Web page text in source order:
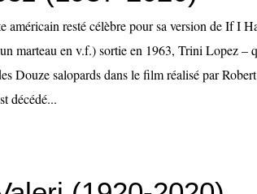
américain resté célèbre pour sa version de If I
marteau en v.f.) sortie en 1963, Trini Lopez –
Douze salopards dans le film réalisé par Robert
décédé...